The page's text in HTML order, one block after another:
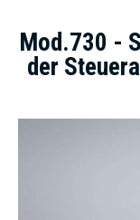
Mod.730 -
der